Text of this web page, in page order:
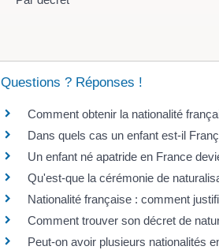
Questions ? Réponses !
Comment obtenir la nationalité
Dans quels cas un enfant est-il
Un enfant né apatride en France
Qu'est-que la cérémonie de
Nationalité française : comment
Comment trouver son décret de
Peut-on avoir plusieurs nationalités